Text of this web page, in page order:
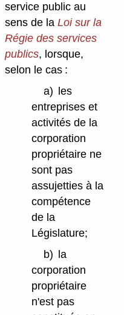
service public au
sens de laLoi sur la
Régie des services
publics, lorsque,
selon le cas :
a)
les
entreprises et
activités de la
corporation
propriétaire ne
sont pas
assujetties à la
compétence
de la
Législature;
b) la
corporation
propriétaire
n'est pas